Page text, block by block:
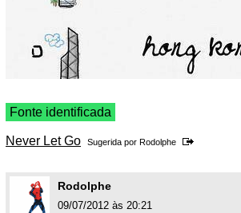
Fonte identificada
Never Let Go Sugerida por Rodolphe
Rodolphe
09/07/2012 às 20:21